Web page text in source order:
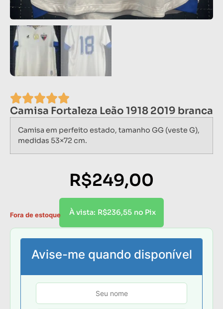
Camisa Fortaleza Leão 1918 2019 branca
Camisa em perfeito estado, tamanho GG (veste G),
medidas 53×72 cm.
R$249,00
À vista: R$236,55 no Pix
Fora de estoque
Avise-me quando disponível